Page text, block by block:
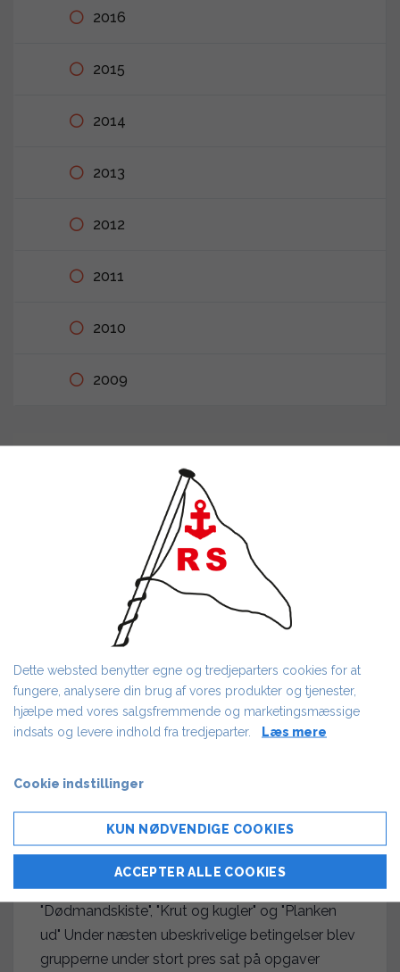
2016
2015
2014
2013
2012
2011
2010
2009
OG SÅ VAR DER
PIRATERNE
AF FLEMMING MERRILD 28/05/2019
Fra Pirat-festen d. 3. februar 2018
Afriggerfesten blev afholdt med maner. Fuld
skrue lige fra begyndelsen med god solid
mellem de fire grupper, "Verdens Ende",
"Dødmandskiste", "Krut og kugler" og "Planken
ud" Under næsten ubeskrivelige betingelser blev
grupperne under stort pres sat på opgaver
Dette websted benytter egne og tredjeparters cookies for at
fungere, analysere din brug af vores produkter og tjenester,
hjælpe med vores salgsfremmende og marketingsmæssige
indsats og levere indhold fra tredjeparter. Læs mere
Cookie indstillinger
KUN NØDVENDIGE COOKIES
ACCEPTER ALLE COOKIES